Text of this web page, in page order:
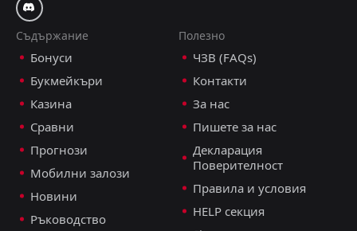
FT
16:00
18
16:30
Олимпик Лион
FT
11Jul
Étoile Carouge
FT
08Jul
Стад Лозана
Съдържание
Бонуси
Букмейкъри
Казина
Сравни
Прогнози
Мобилни залози
Новини
Ръководство
Полезно
ЧЗВ (FAQs)
Контакти
За нас
Пишете за нас
Декларация
Поверителност
Правила и условия
HELP секция